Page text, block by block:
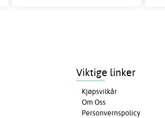
Viktige linker
Kjøpsvilkår
Om Oss
Personvernspolicy